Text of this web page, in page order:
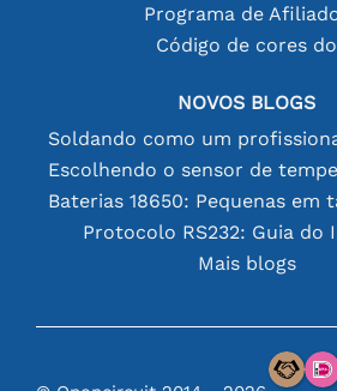
Programa de
Código de cores do
NOVOS BLOGS
Protocolo RS232: Guia do
Mais blogs